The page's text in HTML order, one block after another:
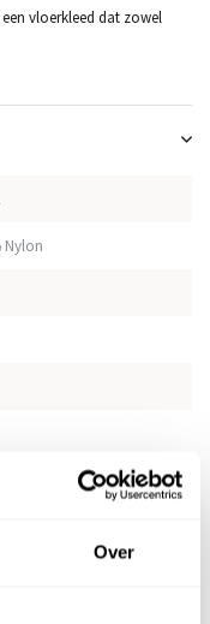
Over
vloerkleed dat zowel
Nylon